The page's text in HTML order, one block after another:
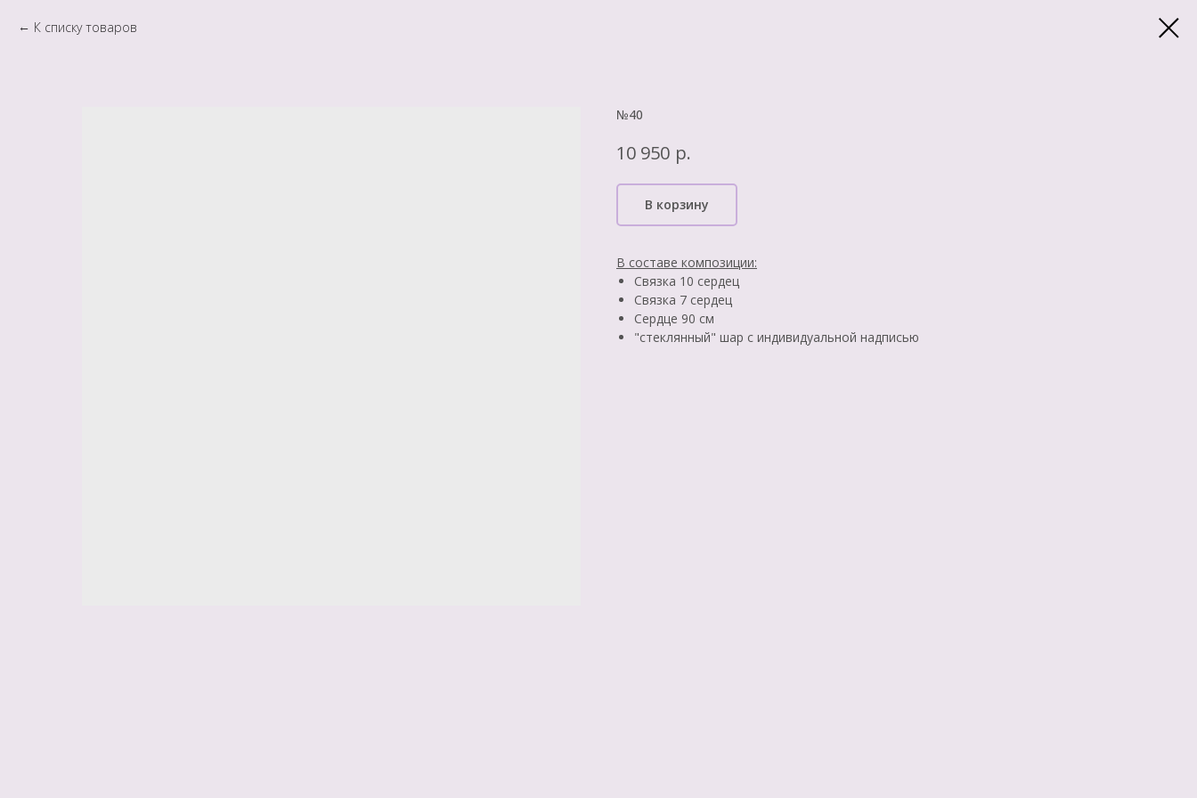
К списку товаров
№40
10 950 р.
В корзину
В составе композиции:
Связка 10 сердец
Связка 7 сердец
Сердце 90 см
"стеклянный" шар с индивидуальной надписью